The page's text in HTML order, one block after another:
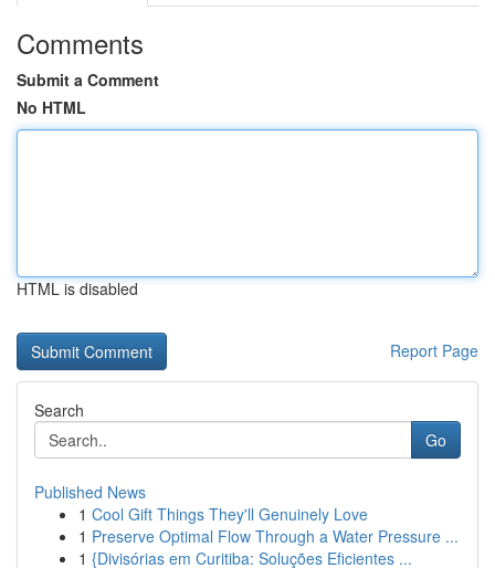
Comments
Submit a Comment
No HTML
HTML is disabled
Report Page
Search
Go
Published News
1 Cool Gift Things They'll Genuinely Love
1 Preserve Optimal Flow Through a Water Pressure ...
1 {Divisórias em Curitiba: Soluções Eficientes ...